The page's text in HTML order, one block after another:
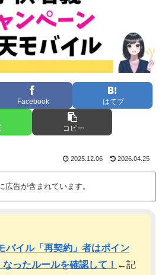
Facebook はてブ
コピー
2025.12.06 2026.04.25
広告が含まれています。
バイル「再契約」者はポイン
なったルールを確認して！ ←記